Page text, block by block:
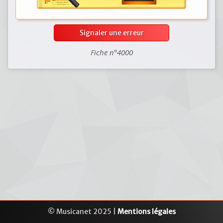
Signaler une erreur
Fiche n°4000
© Musicanet 2025 | Mentions légales